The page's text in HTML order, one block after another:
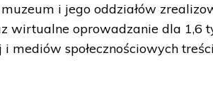
i jego oddziałów
wirtualne oprowadzanie dla 1,6
mediów społecznościowych